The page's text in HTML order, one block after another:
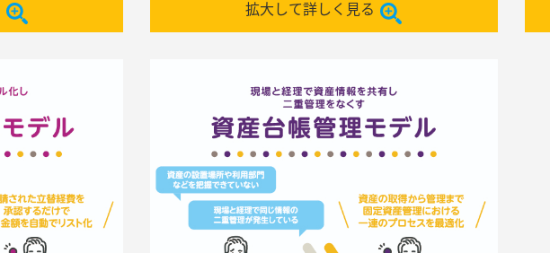
拡大して詳しく見る